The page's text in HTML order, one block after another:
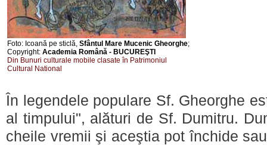
Foto: Icoană pe sticlă, Sfântul Mare Mucenic Gheorghe;
Copyright: Academia Română - BUCUREŞTI
Din Bunuri culturale mobile clasate în Patrimoniul
Cultural National
În legendele populare Sf. Gheorghe
al timpului", alături de Sf. Dumitru.
cheile vremii şi aceştia pot închide